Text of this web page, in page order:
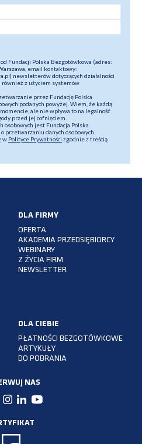
Fundacji Polska Bezgotówkowa (adres:
email kontaktowy:
newsletterów dotyczących działalności
również z użyciem systemów
przez Fundację Polska
podanych powyżej. Wiem, że każdą
ale nie wpływa to na legalność
przed jej cofnięciem.
jest Fundacja Polska
przetwarzaniu danych osobowych
w Polityce Prywatności zgodnie z treścią
DLA FIRMY
OFERTA
AKADEMIA PRZEDSIĘBIORCY
WEBINARY
Z ŻYCIA FIRM
NEWSLETTER
DLA CIEBIE
PŁATNOŚCI BEZGOTÓWKOWE
ARTYKUŁY
DO POBRANIA
NAS